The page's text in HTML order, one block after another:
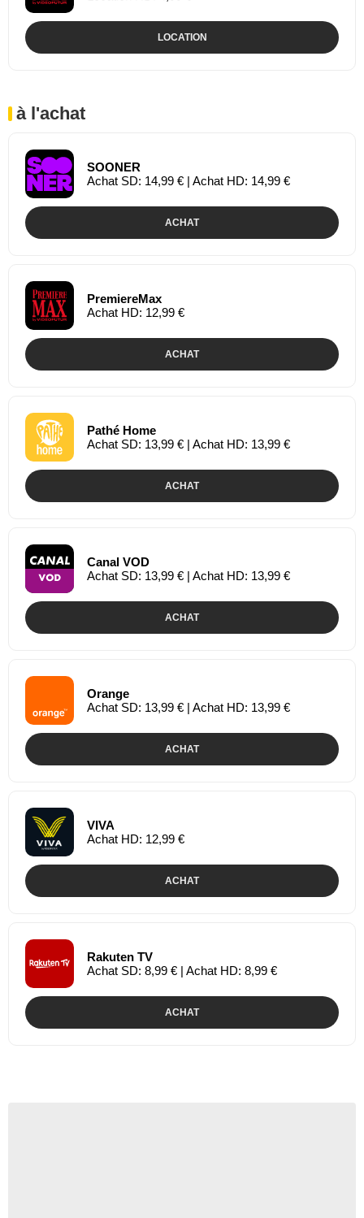
LOCATION
à l'achat
SOONER
Achat SD: 14,99 € | Achat HD: 14,99 €
ACHAT
PremiereMax
Achat HD: 12,99 €
ACHAT
Pathé Home
Achat SD: 13,99 € | Achat HD: 13,99 €
ACHAT
Canal VOD
Achat SD: 13,99 € | Achat HD: 13,99 €
ACHAT
Orange
Achat SD: 13,99 € | Achat HD: 13,99 €
ACHAT
VIVA
Achat HD: 12,99 €
ACHAT
Rakuten TV
Achat SD: 8,99 € | Achat HD: 8,99 €
ACHAT